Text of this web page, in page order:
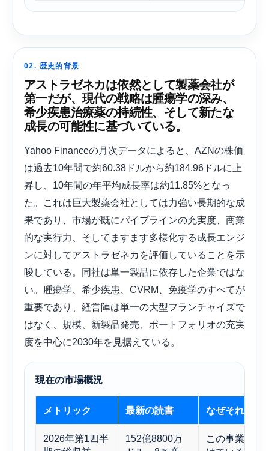
02. 歴史的背景
アストラゼネカは依然として製薬会社が
第一だが、現代の戦略は腫瘍学の深み、
希少疾患治療薬の持続性、そして新たな
成長の可能性に基づいている。
Yahoo Financeの月次データによると、AZNの株価
は過去10年間で約60.38ドルから約184.96ドルに上
昇し、10年間の年平均成長率は約11.85%となっ
た。これは巨大製薬会社としては力強い長期的な成
果であり、市場が既にパイプラインの充実度、商業
的な実行力、そしてますます多様化する成長エンジ
ンに対してアストラゼネカを評価していることを示
唆している。同社は単一製品に依存した企業ではな
い。腫瘍学、希少疾患、CVRM、免疫学のすべてが
重要であり、経営陣は単一の大型フランチャイズで
はなく、規模、新製品発売、ポートフォリオの充実
度を中心に2030年を見据えている。
現在の市場概況
メトリック 最新の読書 なぜそれが重
2026年第1四半
152億8800万
この事業は依